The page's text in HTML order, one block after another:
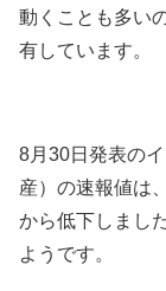
動くことも多い
有しています。
8月30日発表の
産）の速報値は
から低下しまし
ようです。